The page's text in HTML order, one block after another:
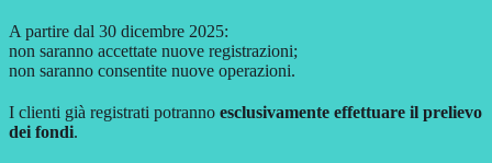
A partire dal 30 dicembre 2025:
non saranno accettate nuove registrazioni;
non saranno consentite nuove operazioni.
I clienti già registrati potranno esclusivamente effettuare il prelievo
dei fondi.